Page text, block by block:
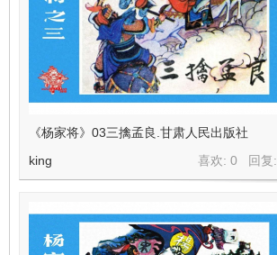
《杨家将》03三擒孟良.甘肃人民出版社
喜欢: 0 回复:
king